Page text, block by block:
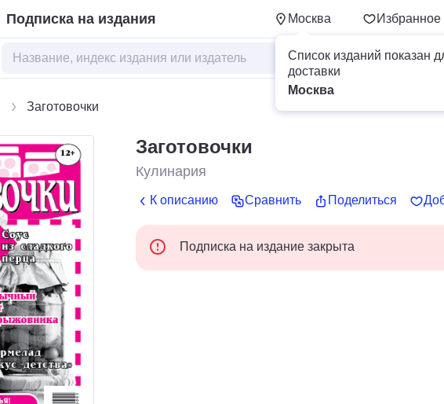
Подписка на издания Москва Избранное
Список изданий показан
доставки
Москва
Заготовочки
Заготовочки
Кулинария
К описанию Сравнить Поделиться
Подписка на издание закрыта